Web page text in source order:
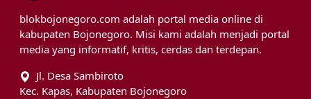
blokbojonegoro.com adalah portal media online di
kabupaten Bojonegoro. Misi kami adalah menjadi portal
media yang informatif, kritis, cerdas dan terdepan.
Jl. Desa Sambiroto
Kec. Kapas, Kabupaten Bojonegoro